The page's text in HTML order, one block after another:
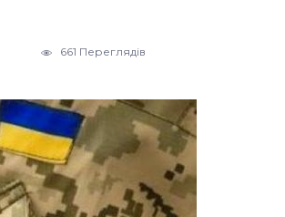
661 Переглядів